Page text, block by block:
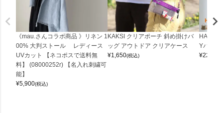
《mau.さんコラボ商品 》リネン 1
00% 大判ストール レディース
UVカット 【ネコポスで送料無
料】 (08000252r) 【名入れ刺繍可
能】
¥5,900(税込)
KAKSI クリアポーチ 斜め掛けバ
ッグ アウトドア クリアケース
¥1,650(税込)
Yバッグ
¥22,000